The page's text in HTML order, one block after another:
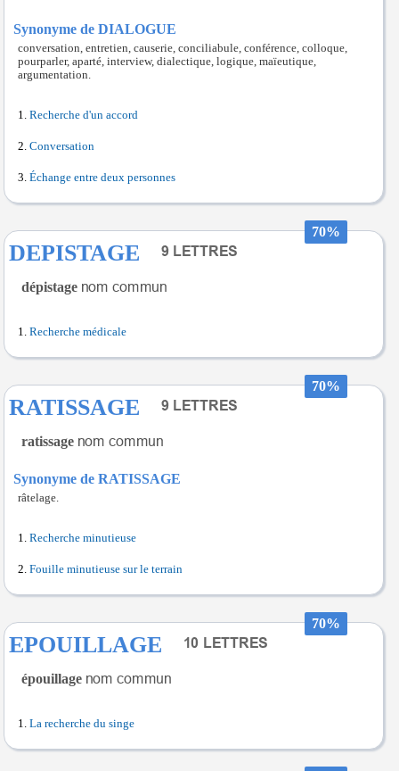
Synonyme de DIALOGUE
conversation, entretien, causerie, conciliabule, conférence, colloque,
pourparler, aparté, interview, dialectique, logique, maïeutique,
argumentation.
Recherche d'un accord
Conversation
Échange entre deux personnes
70%
DEPISTAGE
dépistage
Recherche médicale
70%
RATISSAGE
ratissage
Synonyme de RATISSAGE
râtelage.
Recherche minutieuse
Fouille minutieuse sur le terrain
70%
EPOUILLAGE
épouillage
La recherche du singe